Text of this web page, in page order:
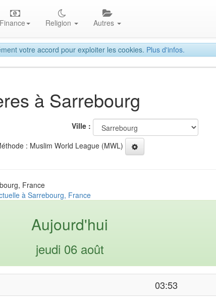
votre accord pour exploiter les cookies. Plus d'infos.
Finance Religion Autres
à Sarrebourg
Ville :
: Muslim World League (MWL)
France
à Sarrebourg, France
Aujourd'hui
jeudi 06 août
03:53